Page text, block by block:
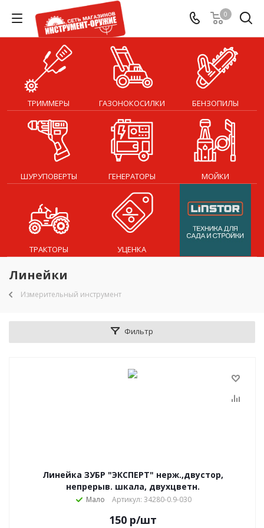
0
ТРИММЕРЫ ГАЗОНОКОСИЛКИ БЕНЗОПИЛЫ
ШУРУПОВЕРТЫ ГЕНЕРАТОРЫ МОЙКИ
ТРАКТОРЫ УЦЕНКА
Линейки
Измерительный инструмент
Фильтр
Линейка ЗУБР "ЭКСПЕРТ" нерж.,двустор,
непрерыв. шкала, двухцветн.
Мало Артикул: 34280-0.9-030
150р/шт